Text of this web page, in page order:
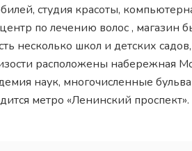
студия красоты,
центр по лечению волос , магазин
несколько школ и детских
расположены набережная
наук, многочисленные
метро «Ленинский проспект».